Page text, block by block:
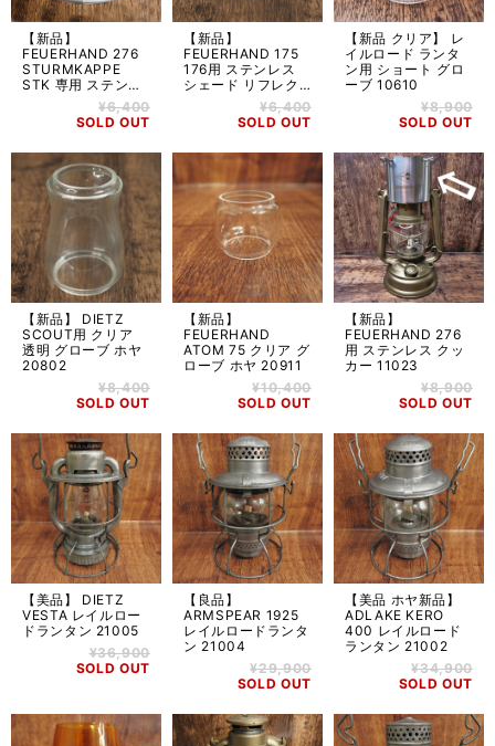
【新品】
FEUERHAND 276
STURMKAPPE
STK 専用 ステンレ
¥6,400
SOLD OUT
【新品】
FEUERHAND 175
176用 ステンレス
シェード リフレク
¥6,400
SOLD OUT
【新品 クリア】 レ
イルロード ランタ
ン用 ショート グロ
ーブ 10610
¥8,900
SOLD OUT
【新品】 DIETZ
SCOUT用 クリア
透明 グローブ ホヤ
20802
¥8,400
SOLD OUT
【新品】
FEUERHAND
ATOM 75 クリア グ
ローブ ホヤ 20911
¥10,400
SOLD OUT
【新品】
FEUERHAND 276
用 ステンレス クッ
カー 11023
¥8,900
SOLD OUT
【美品】 DIETZ
VESTA レイルロー
ドランタン 21005
¥36,900
SOLD OUT
【良品】
ARMSPEAR 1925
レイルロードランタ
ン 21004
¥29,900
SOLD OUT
【美品 ホヤ新品】
ADLAKE KERO
400 レイルロード
ランタン 21002
¥34,900
SOLD OUT